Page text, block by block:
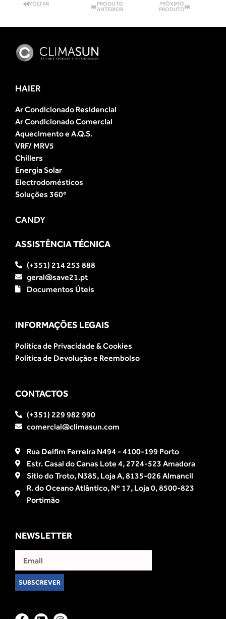
VOLTAR
PRODUTO
ANTERIOR
PRÓXIMO
PRODUTO
HAIER
Ar Condicionado Residencial
Ar Condicionado Comercial
Aquecimento e A.Q.S.
VRF/ MRV5
Chillers
Energia Solar
Electrodomésticos
Soluções 360º
CANDY
ASSISTÊNCIA TÉCNICA
(+351) 214 253 888
geral@save21.pt
Documentos Úteis
INFORMAÇÕES LEGAIS
Política de Privacidade & Cookies
Política de Devolução e Reembolso
CONTACTOS
(+351) 229 982 990
comercial@climasun.com
Rua Delfim Ferreira N494 - 4100-199 Porto
Estr. Casal do Canas Lote 4, 2724-523 Amadora
Sítio do Troto, N385, Loja A, 8135-026 Almancil
R. do Oceano Atlântico, Nº 17, Loja 0, 8500-823
Portimão
NEWSLETTER
SUBSCREVER